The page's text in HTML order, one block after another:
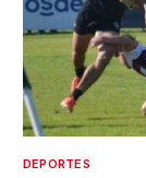
DEPORTES